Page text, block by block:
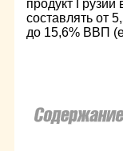
продукт
составлять от
до 15,6% ВВП